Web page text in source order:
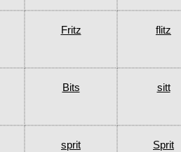
Fritz flitz
Bits sitt
sprit Sprit